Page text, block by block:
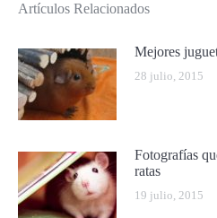
Artículos Relacionados
Mejores
28 julio, 2015
Fotografías
ratas
19 julio, 2015